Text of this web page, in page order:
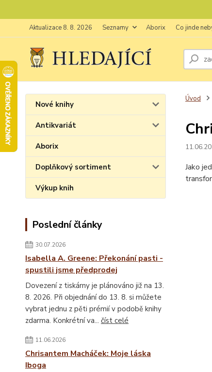
Aktualizace 8. 8. 2026 Seznamy Aborix Co jinde
Nové knihy
Antikvariát
Aborix
Doplňkový sortiment
Výkup knih
Poslední články
30.07.2026
Isabella A. Greene: Překonání pasti -
spustili jsme předprodej
Dovezení z tiskárny je plánováno již na 13.
8. 2026. Při objednání do 13. 8. si můžete
vybrat jednu z pěti prémií v podobě knihy
zdarma. Konkrétní va... číst celé
11.06.2026
Chrisantem Macháček: Moje láska
Iboga
Úvod
Jako